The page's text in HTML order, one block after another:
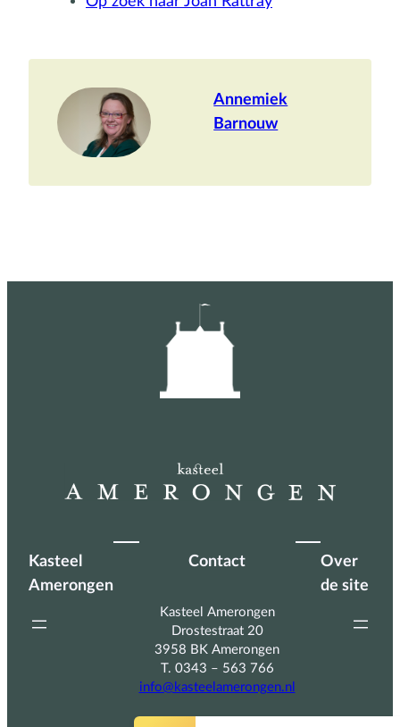
Annemiek
Barnouw
Kasteel
Amerongen
Contact
Kasteel Amerongen
Drostestraat 20
3958 BK Amerongen
T. 0343 – 563 766
info@kasteelamerongen.nl
Over
de site